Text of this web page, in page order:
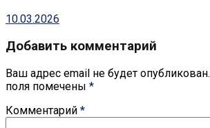
10.03.2026
Добавить комментарий
Ваш адрес email не будет опубликован.
поля помечены *
Комментарий *